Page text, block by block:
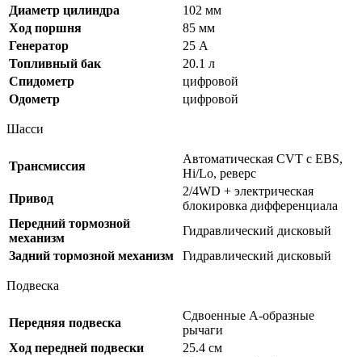
Диаметр цилиндра
102 мм
Ход поршня
85 мм
Генератор
25 А
Топливный бак
20.1 л
Спидометр
цифровой
Одометр
цифровой
Шасси
Трансмиссия
Автоматическая CVT с EBS,
Hi/Lo, реверс
Привод
2/4WD + электрическая
блокировка дифференциала
Передний тормозной
механизм
Гидравлический дисковый
Задний тормозной механизм
Гидравлический дисковый
Подвеска
Передняя подвеска
Сдвоенные А-образные
рычаги
Ход передней подвески
25.4 см